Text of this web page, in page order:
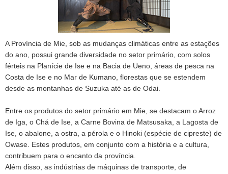
A Província de Mie, sob as mudanças climáticas entre as estações
do ano, possui grande diversidade no setor primário, com solos
férteis na Planície de Ise e na Bacia de Ueno, áreas de pesca na
Costa de Ise e no Mar de Kumano, florestas que se estendem
desde as montanhas de Suzuka até as de Odai.
Entre os produtos do setor primário em Mie, se destacam o Arroz
de Iga, o Chá de Ise, a Carne Bovina de Matsusaka, a Lagosta de
Ise, o abalone, a ostra, a pérola e o Hinoki (espécie de cipreste) de
Owase. Estes produtos, em conjunto com a história e a cultura,
contribuem para o encanto da província.
Além disso, as indústrias de máquinas de transporte, de